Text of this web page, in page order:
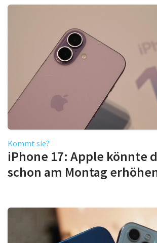
Kommt sie?
iPhone 17: Apple könnte
schon am Montag